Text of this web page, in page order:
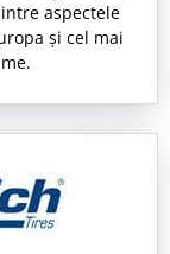
aspectele
și cel mai